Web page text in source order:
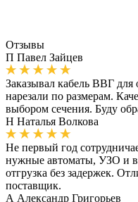
Отзывы
П Павел Зайцев
Заказывал кабель ВВГ
нарезали по размерам.
выбором сечения. Буду
Н Наталья Волкова
Не первый год
нужные автоматы, УЗО и
отгрузка без задержек.
поставщик.
А Александр Григорьев